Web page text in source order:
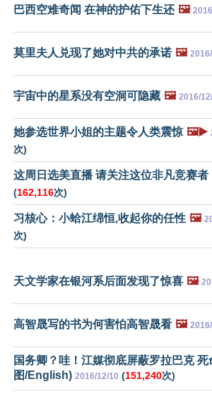
巴西空难奇闻 在神的护佑下生还 🖼️
莫里夫人兑现了她对中共的承诺 🖼️
宇宙中的星系没有空洞可隐藏 🖼️ 2016/
她参选世界小姐的主题令人类震惊 🖼️▶️
次)
这周日选美直播 请关注这位非凡竞赛者
(162,116次)
习核心：小蛤江绵恒,收起你的任性 🖼️
次)
天文学家在银河系后面发现了惊喜 🖼️
高智晟写的书为何害怕高智晟看 🖼️
国务卿？哇！江媒彻底屏蔽罗拉巴克
图/English) 2016/12/10 (151,240次)